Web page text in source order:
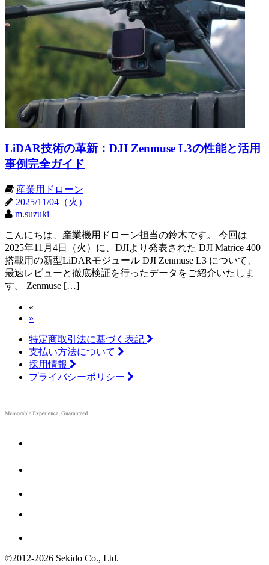
LiDAR技術の革新：DJI Zenmuse L3の性能と活用
事例完全ガイド
産業用ドローン
2025/11/04（火）
m.suzuki
こんにちは、産業機用ドローン担当の鈴木です。 今回は
2025年11月4日（火）に、DJIより発表された DJI Matrice 400
搭載用の新型LiDARモジュール DJI Zenmuse L3 について、
最速レビューと徹底検証を行ったデータをご紹介いたしま
す。 Zenmuse […]
«
»
特定商取引法に基づく表記
支払い方法について
採用情報
プライバシーポリシー
©2012-2026 Sekido Co., Ltd.